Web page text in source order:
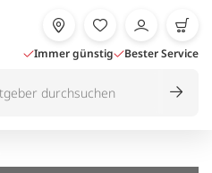
Immer günstig Bester Service